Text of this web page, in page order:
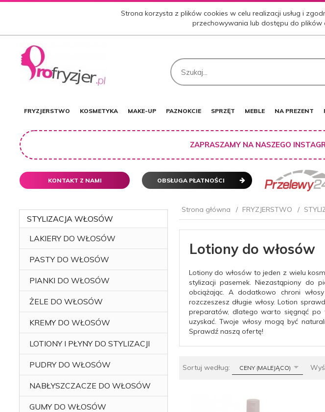
Strona korzysta z plików cookies w celu realizacji usług i
przechowywania lub dostępu do plików
FRYZJERSTWO KOSMETYKA MAKE-UP PAZNOKCIE SPRZĘT MEBLE NA PREZENT
ZAPRASZAMY NA NASZEGO
KONTAKT Z NAMI OBSŁUGA PŁATNOŚCI
STYLIZACJA WŁOSÓW
LAKIERY DO WŁOSÓW
PASTY DO WŁOSÓW
PIANKI DO WŁOSÓW
ŻELE DO WŁOSÓW
KREMY DO WŁOSÓW
LOTIONY I PŁYNY DO STYLIZACJI
PUDRY DO WŁOSÓW
NABŁYSZCZACZE DO WŁOSÓW
GUMY DO WŁOSÓW
Strona główna FRYZJERSTWO
Lotiony do włosów
Lotiony do włosów to jeden z wielu
stylizacji pasemek. Niezastąpiony do
obciążając. A dodatkowo chroni
rozczeszesz długie włosy. Lotion
preparatów, dlatego warto sięgnąć po
uzyskać. Twoje włosy mogą być
Sprawdź naszą ofertę!
Sortuj według: sortCENY (MALEJĄCO)